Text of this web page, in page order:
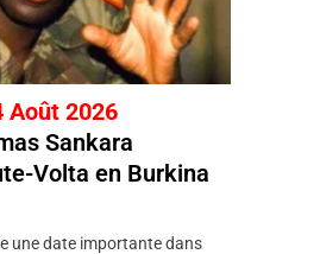
Août 2026
Sankara
Volta en Burkina
une date importante dans